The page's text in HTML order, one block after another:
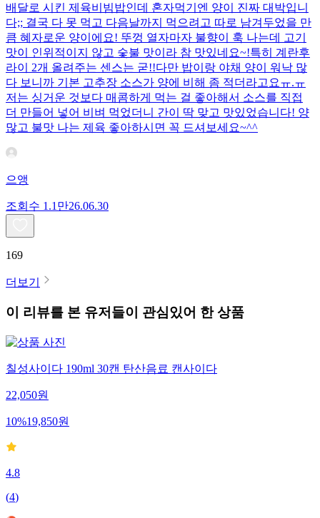
배달로 시킨 제육비빔밥인데 혼자먹기엔 양이 진짜 대박입니
다;; 결국 다 못 먹고 다음날까지 먹으려고 따로 남겨두었을 만
큼 혜자로운 양이에요! 뚜껑 열자마자 불향이 훅 나는데 고기
맛이 인위적이지 않고 숯불 맛이라 참 맛있네요~!특히 계란후
라이 2개 올려주는 센스는 굳!! ​다만 밥이랑 야채 양이 워낙 많
다 보니까 기본 고추장 소스가 양에 비해 좀 적더라고요ㅠ.ㅠ
저는 싱거운 것보다 매콤하게 먹는 걸 좋아해서 소스를 직접
더 만들어 넣어 비벼 먹었더니 간이 딱 맞고 맛있었습니다! 양
많고 불맛 나는 제육 좋아하시면 꼭 드셔보세요~^^
으앵
조회수 1.1만26.06.30
169
더보기
이 리뷰를 본 유저들이 관심있어 한 상품
칠성사이다 190ml 30캔 탄산음료 캔사이다
22,050원
10%19,850원
4.8
(4)